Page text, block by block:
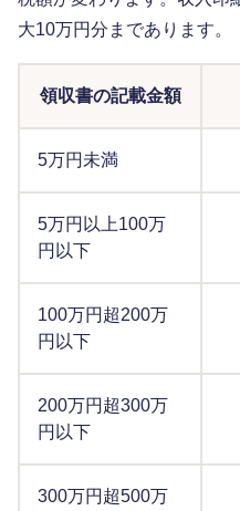
大10万円分まであります。
領収書の記載金額
5万円未満
5万円以上100万
円以下
100万円超200万
円以下
200万円超300万
円以下
300万円超500万